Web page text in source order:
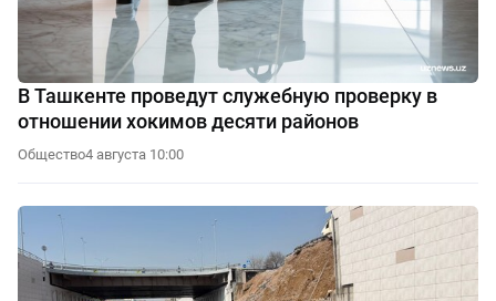
В Ташкенте проведут служебную проверку в
отношении хокимов десяти районов
Общество4 августа 10:00